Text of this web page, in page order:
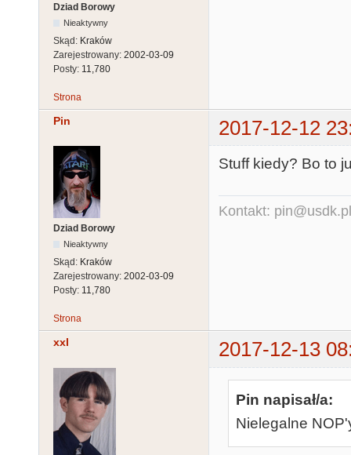
Dziad Borowy
Nieaktywny
Skąd: Kraków
Zarejestrowany: 2002-03-09
Posty: 11,780
Strona
Pin 2017-12-12
Dziad Borowy
Nieaktywny
Skąd: Kraków
Zarejestrowany: 2002-03-09
Posty: 11,780
Stuff kiedy? Bo to
Kontakt: pin@usdk.pl
Strona
xxl 2017-12-13
Pin napisał/a:
Nielegalne